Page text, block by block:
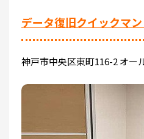
データ復旧クイックマ
神戸市中央区東町116-2 オー